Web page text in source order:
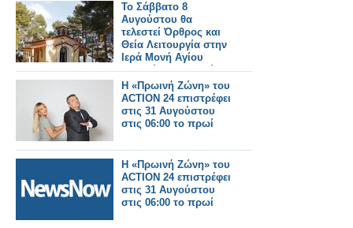
Το Σάββατο 8
Αυγούστου θα
τελεστεί Όρθρος και
Θεία Λειτουργία στην
Ιερά Μονή Αγίου
Γεωργίου Αστακού
στις 07:00 το πρωί.
Η «Πρωινή Ζώνη» του
ACTION 24 επιστρέφει
στις 31 Αυγούστου
στις 06:00 το πρωί
Η «Πρωινή Ζώνη» του
ACTION 24 επιστρέφει
στις 31 Αυγούστου
στις 06:00 το πρωί